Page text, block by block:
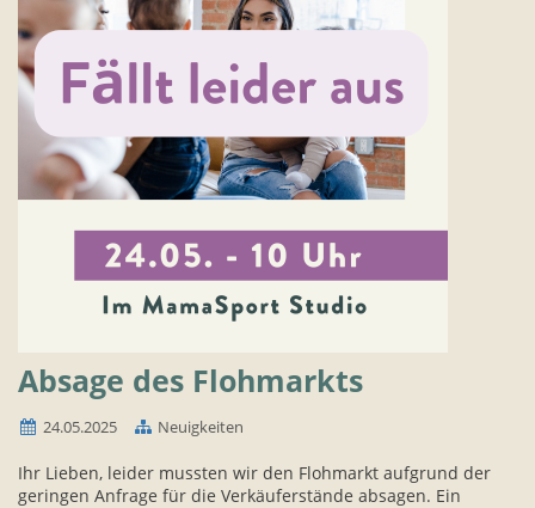
Absage des Flohmarkts
24.05.2025 Neuigkeiten
Ihr Lieben, leider mussten wir den Flohmarkt aufgrund der
geringen Anfrage für die Verkäuferstände absagen. Ein